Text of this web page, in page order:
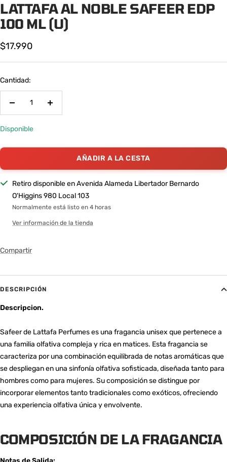
LATTAFA AL NOBLE SAFEER EDP
100 ML (U)
Precio
de
venta
$17.990
Cantidad:
Decrecer
Aumentar
Disponible
AÑADIR A LA CESTA
Retiro disponible en Avenida Alameda Libertador Bernardo
O'Higgins 980 Local 103
Normalmente está listo en 4 horas
Ver información de la tienda
Compartir
DESCRIPCIÓN
Descripcion.
Safeer de Lattafa Perfumes es una fragancia unisex que pertenece a
una familia olfativa compleja y rica en matices. Esta fragancia se
caracteriza por una combinación equilibrada de notas aromáticas que
se despliegan en una sinfonía olfativa sofisticada, diseñada tanto para
hombres como para mujeres. Su composición se distingue por
incorporar elementos tanto tradicionales como exóticos, ofreciendo
una experiencia olfativa única y envolvente.
COMPOSICIÓN DE LA FRAGANCIA